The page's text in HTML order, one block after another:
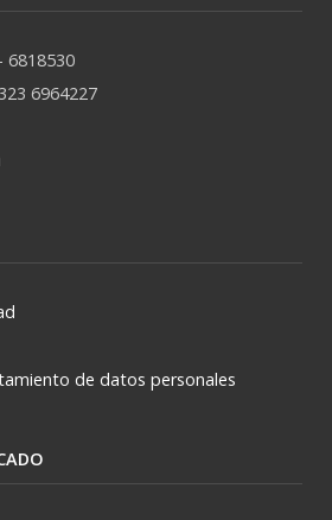
6818530
6964227
de datos personales